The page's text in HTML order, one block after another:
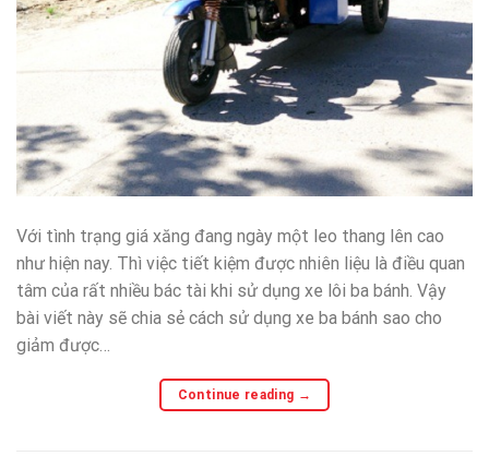
Với tình trạng giá xăng đang ngày một leo thang lên cao
như hiện nay. Thì việc tiết kiệm được nhiên liệu là điều quan
tâm của rất nhiều bác tài khi sử dụng xe lôi ba bánh. Vậy
bài viết này sẽ chia sẻ cách sử dụng xe ba bánh sao cho
giảm được…
Continue reading →